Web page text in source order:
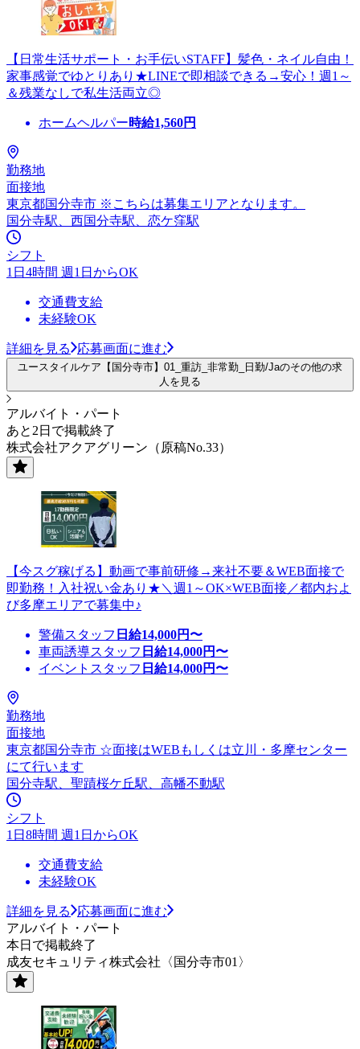
【日常生活サポート・お手伝いSTAFF】髪色・ネイル自由！
家事感覚でゆとりあり★LINEで即相談できる→安心！週1～
＆残業なしで私生活両立◎
ホームヘルパー時給1,560円
勤務地
面接地
東京都国分寺市 ※こちらは募集エリアとなります。
国分寺駅、西国分寺駅、恋ケ窪駅
シフト
1日4時間 週1日からOK
交通費支給
未経験OK
詳細を見る 応募画面に進む
ユースタイルケア【国分寺市】01_重訪_非常勤_日勤/Jaのその他の求
人を見る
アルバイト・パート
あと2日で掲載終了
株式会社アクアグリーン（原稿No.33）
【今スグ稼げる】動画で事前研修→来社不要＆WEB面接で
即勤務！入社祝い金あり★＼週1～OK×WEB面接／都内およ
び多摩エリアで募集中♪
警備スタッフ 日給14,000円〜
車両誘導スタッフ 日給14,000円〜
イベントスタッフ 日給14,000円〜
勤務地
面接地
東京都国分寺市 ☆面接はWEBもしくは立川・多摩センター
にて行います
国分寺駅、聖蹟桜ケ丘駅、高幡不動駅
シフト
1日8時間 週1日からOK
交通費支給
未経験OK
詳細を見る
応募画面に進む
アルバイト・パート
本日で掲載終了
成友セキュリティ株式会社〈国分寺市01〉